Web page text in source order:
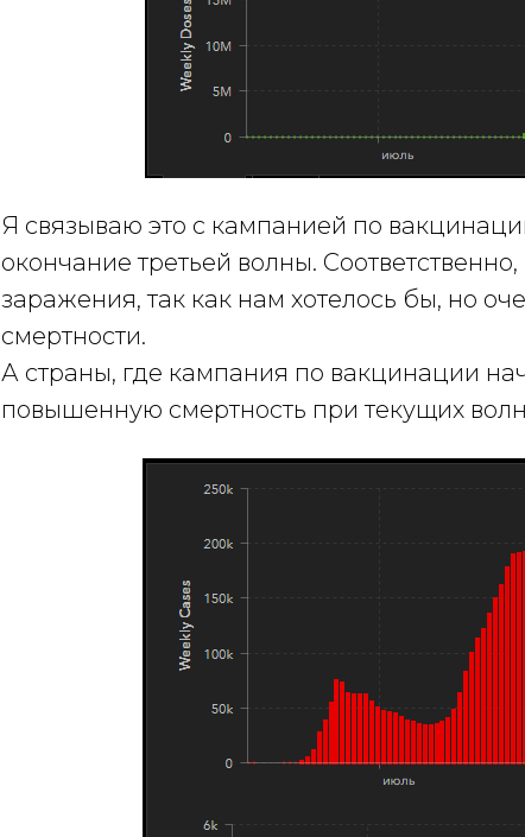
Я связываю это с кампанией по
окончание третьей волны.
заражения, так как нам хотелось бы, но
смертности.
А страны, где кампания по вакцинации
повышенную смертность при текущих